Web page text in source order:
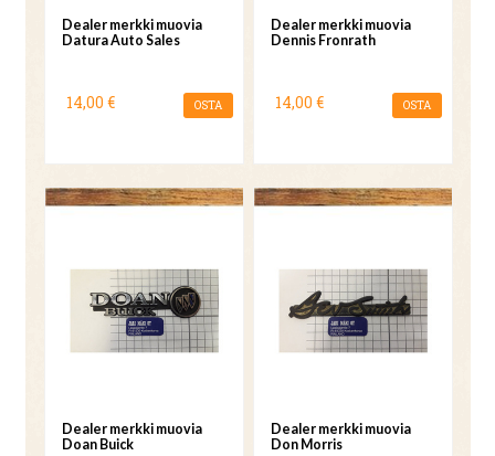
Dealer merkki muovia
Datura Auto Sales
14,00 € OSTA
Dealer merkki muovia
Dennis Fronrath
14,00 € OSTA
Dealer merkki muovia
Doan Buick
Dealer merkki muovia
Don Morris